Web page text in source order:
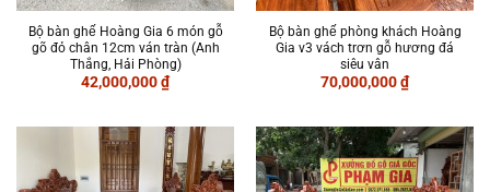
Bộ bàn ghế Hoàng Gia 6 món gỗ
gõ đỏ chân 12cm ván tràn (Anh
Thắng, Hải Phòng)
42,000,000₫
Bộ bàn ghế phòng khách Hoàng
Gia v3 vách trơn gỗ hương đá
siêu vân
70,000,000₫